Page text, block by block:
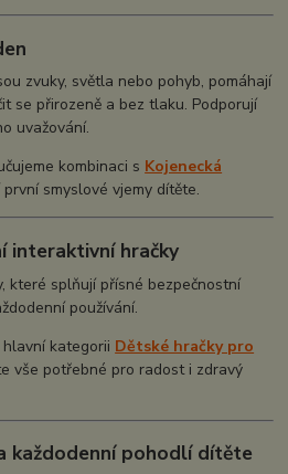
zvuky, světla nebo pohyb, pomáhají
se přirozeně a bez tlaku. Podporují
uvažování.
kombinaci s Kojenecká
smyslové vjemy dítěte.
interaktivní hračky
které splňují přísné bezpečnostní
používání.
kategorii Dětské hračky pro
vše potřebné pro radost i zdravý
každodenní pohodlí dítěte